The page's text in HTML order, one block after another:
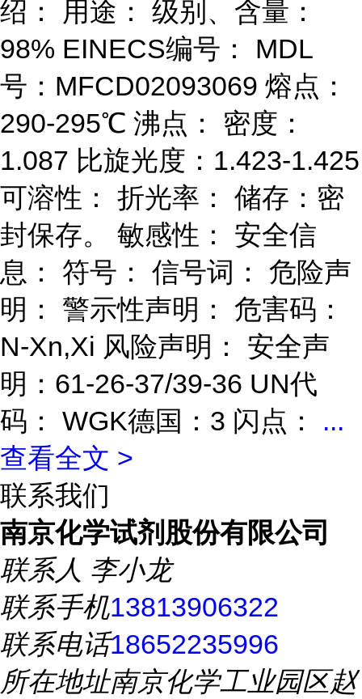
绍： 用途： 级别、含量：
98% EINECS编号： MDL
号：MFCD02093069 熔点：
290-295℃ 沸点： 密度：
1.087 比旋光度：1.423-1.425
可溶性： 折光率： 储存：密
封保存。 敏感性： 安全信
息： 符号： 信号词： 危险声
明： 警示性声明： 危害码：
N-Xn,Xi 风险声明： 安全声
明：61-26-37/39-36 UN代
码： WGK德国：3 闪点： ...
查看全文 >
联系我们
南京化学试剂股份有限公司
联系人 李小龙
联系手机13813906322
联系电话18652235996
所在地址南京化学工业园区赵